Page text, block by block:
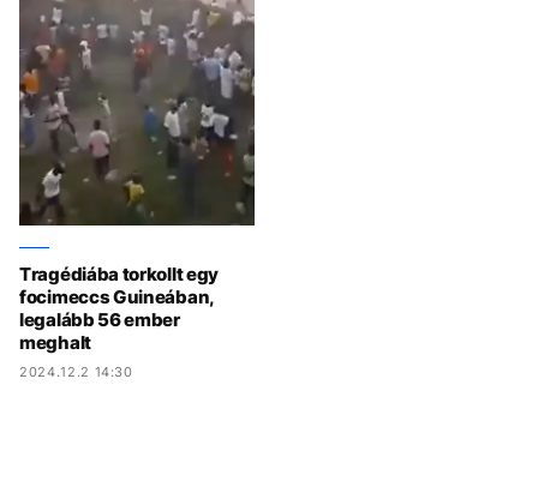
Tragédiába torkollt egy
focimeccs Guineában,
legalább 56 ember
meghalt
2024.12.2 14:30